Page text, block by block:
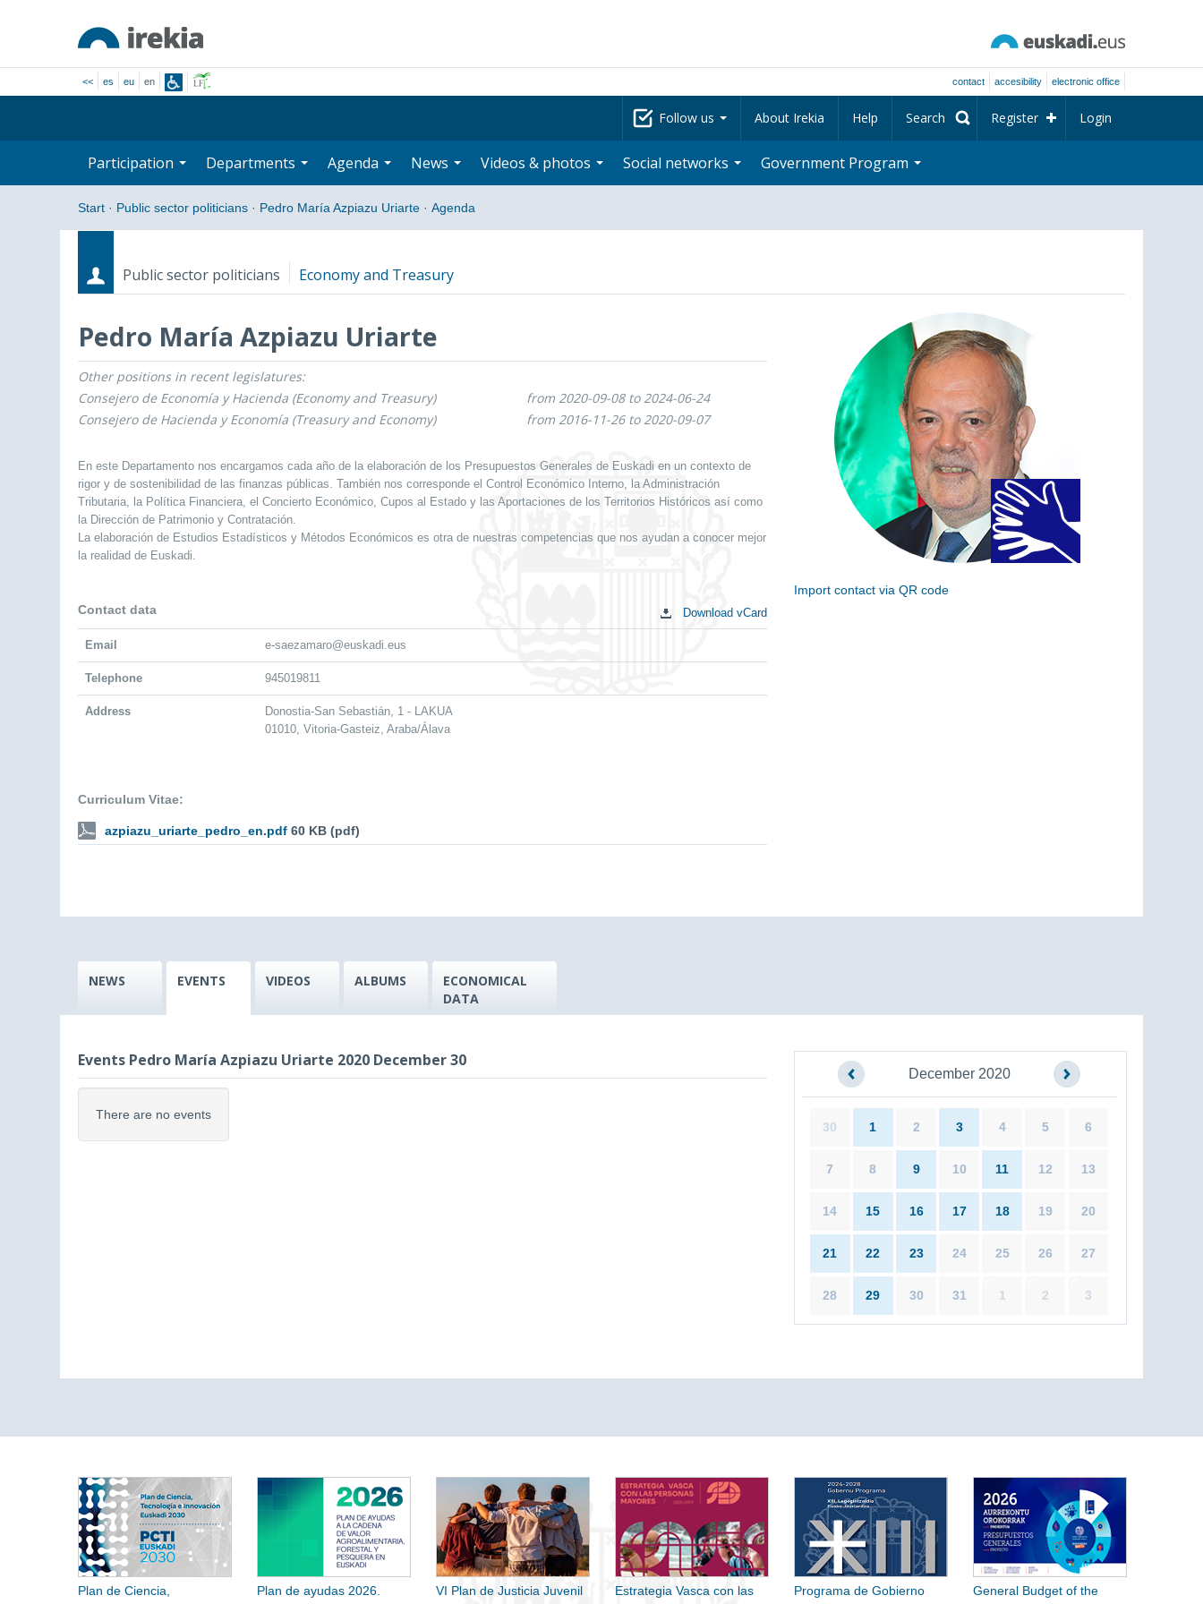
<< es eu en contact accesibility electronic office
Follow us About Irekia Help Search Register Login
Participation Departments Agenda News Videos & photos Social networks Government Program
Start · Public sector politicians · Pedro María Azpiazu Uriarte · Agenda
Public sector politicians Economy and Treasury
Pedro María Azpiazu Uriarte
RolesStart date - End date
Other positions in recent legislatures:
Consejero de Economía y Hacienda (Economy and Treasury)
from 2020-09-08 to 2024-06-24
Consejero de Hacienda y Economía (Treasury and Economy)
from 2016-11-26 to 2020-09-07
En este Departamento nos encargamos cada año de la elaboración de los Presupuestos Generales de Euskadi en un contexto de
rigor y de sostenibilidad de las finanzas públicas. También nos corresponde el Control Económico Interno, la Administración
Tributaria, la Política Financiera, el Concierto Económico, Cupos al Estado y las Aportaciones de los Territorios Históricos así como
la Dirección de Patrimonio y Contratación.
La elaboración de Estudios Estadísticos y Métodos Económicos es otra de nuestras competencias que nos ayudan a conocer mejor
la realidad de Euskadi.
Contact data Download vCard
Email e-saezamaro@euskadi.eus
Telephone 945019811
Address
Donostia-San Sebastián, 1 - LAKUA
01010, Vitoria-Gasteiz, Araba/Álava
Curriculum Vitae:
azpiazu_uriarte_pedro_en.pdf 60 KB (pdf)
Import contact via QR code
NEWS EVENTS VIDEOS ALBUMS
ECONOMICAL
DATA
Events Pedro María Azpiazu Uriarte 2020 December 30
There are no events
December 2020
30 1 2 3 4 5 6
7 8 9 10 11 12 13
14 15 16 17 18 19 20
21 22 23 24 25 26 27
28 29 30 31 1 2 3
Plan de Ciencia,
Plan de ayudas 2026.
VI Plan de Justicia Juvenil
Estrategia Vasca con las
Programa de Gobierno
General Budget of the